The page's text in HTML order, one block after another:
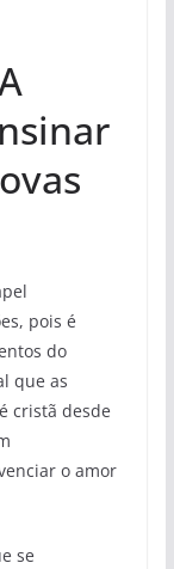
pois é
do
que as
cristã desde
o amor
se